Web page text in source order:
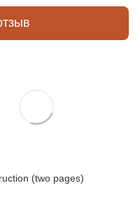
(two pages)